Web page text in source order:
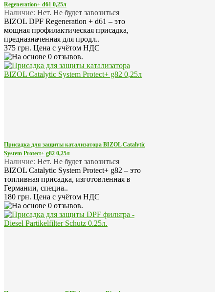
Regeneration+ d61 0,25л
Наличие: Нет. Не будет завозиться
BIZOL DPF Regeneration + d61 – это
мощная профилактическая присадка,
предназначенная для продл..
375 грн. Цена с учётом НДС
Присадка для защиты катализатора BIZOL Catalytic
System Protect+ g82 0,25л
Наличие: Нет. Не будет завозиться
BIZOL Catalytic System Protect+ g82 – это
топливная присадка, изготовленная в
Германии, специа..
180 грн. Цена с учётом НДС